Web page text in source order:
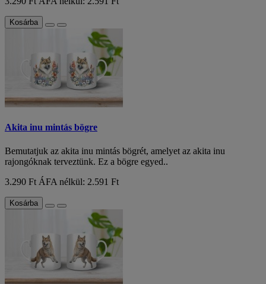
Kosárba
Akita inu mintás bögre
Bemutatjuk az akita inu mintás bögrét, amelyet az akita inu
rajongóknak terveztünk. Ez a bögre egyed..
3.290 Ft ÁFA nélkül: 2.591 Ft
Kosárba